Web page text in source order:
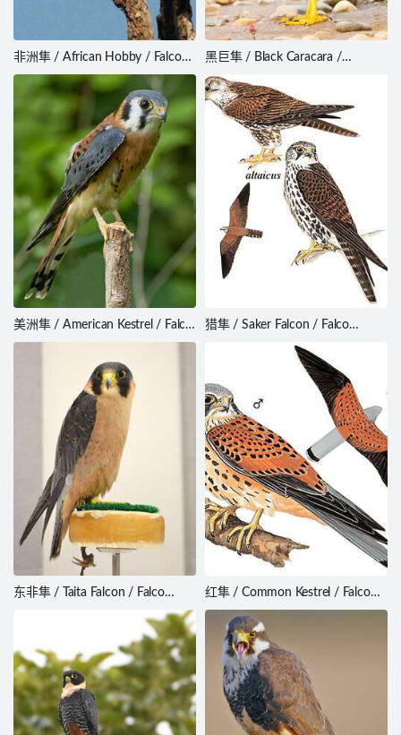
非洲隼 / African Hobby / Falco
cuvierii
黑巨隼 / Black Caracara /
美洲隼 / American Kestrel / Falco
sparverius
猎隼 / Saker Falcon / Falco
东非隼 / Taita Falcon / Falco
红隼 / Common Kestrel / Falco
tinnunculus